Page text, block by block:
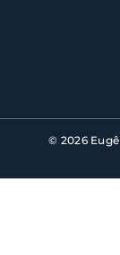
© 2026